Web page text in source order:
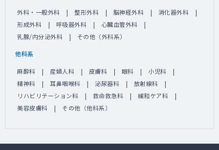
外科・一般外科 整形外科 脳神経外科
消化器外科
形成外科
呼吸器外科
心臓血管外科
乳腺/内分泌外科
その他（外科系）
他科系
麻酔科 産婦人科 皮膚科 眼科
小児科
精神科
耳鼻咽喉科 泌尿器科
放射線科
リハビリテーション科
救命救急科
緩和ケア科
美容皮膚科
その他（他科系）